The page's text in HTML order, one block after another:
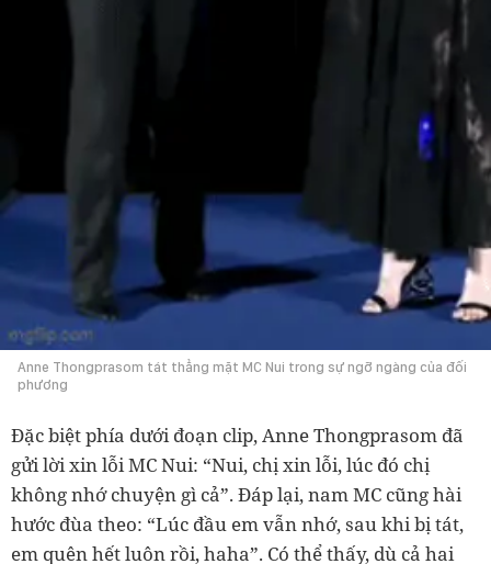
Anne Thongprasom tát thẳng mặt MC Nui trong sự ngỡ ngàng của đối
phương
Đặc biệt phía dưới đoạn clip, Anne Thongprasom đã
gửi lời xin lỗi MC Nui: “Nui, chị xin lỗi, lúc đó chị
không nhớ chuyện gì cả”. Đáp lại, nam MC cũng hài
hước đùa theo: “Lúc đầu em vẫn nhớ, sau khi bị tát,
em quên hết luôn rồi, haha”. Có thể thấy, dù cả hai